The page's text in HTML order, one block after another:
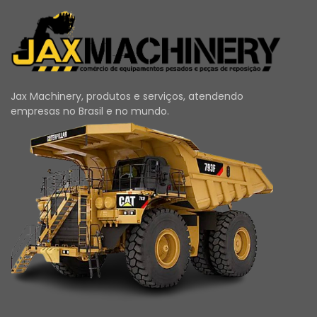
Jax Machinery, produtos e serviços, atendendo
empresas no Brasil e no mundo.